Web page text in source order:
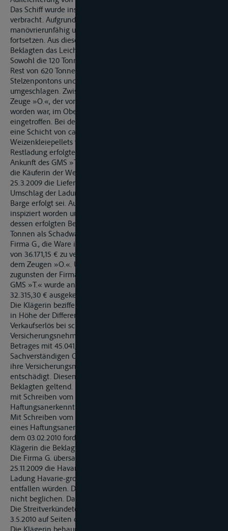
Das Schiff wurde ins Oberwasser der Schleuse Gundelsheim
verbracht. Aufgrund der erlittenen Schäden war das GMS »R.«
manövrierunfähig und konnte die Reise nach Rotterdam nicht
fortsetzen. Aus diesem Grunde wurde unter Einschaltung der
Beklagten das Leichterschiff »T.« zur Verfügung gestellt.
Sowohl die 120 Tonnen aus der Barge als auch der verbliebene
Rest von 620 Tonnen in dem GMS »R.« wurden mit Hilfe des
Stelzenpontons und des Baggergerätes in das GMS »T.«
umgeschlagen. Zwischenzeitlich war der sachverständige
Zeuge »O.«, der vom Transportversicherer der X eingeschaltet
worden war, im Oberwasser der Schleuse Gundelsheim
eingetroffen. Bei den Umlademaßnahmen blieb in der Barge
eine Schicht von ca. 10 cm zurück, um zu vermeiden, dass die
Weizenkleiepellets verschmutzt würden. Der Umschlag der
Restladung erfolgte dann am Samstag, 21.3.2009. Nach der
Ankunft des GMS »T.« in Rotterdam einige Tage später wies
die Käuferin der Weizenkleiepellets mit Schreiben vom
25.3.2009 die Lieferung zurück. Sie bemängelte, dass der
Umschlag der Ladung durch eine nicht GMP-zertifizierte
Barge erfolgt sei. Außerdem seien die Laderäume nicht
inspiziert worden und kein LCI-Bericht vorhanden. Aufgrund
dessen erfolgten Bemühungen, die verbliebene Ware von 723
Tonnen als Schadware zu verkaufen. Letztlich gelang es der
Firma G., die Ware in Rotterdam als Schadware zu einem Preis
von 36.171,15 € zu veräußern. Dies geschah in Absprache mit
dem Zeugen »O.«. Unter Abzug einer Verkaufskommission
zugunsten der Firma G. und eines Liegegeldes zugunsten des
GMS »T.« wurde an die Firma X. ein Betrag in Höhe von
32.315,30 € ausgekehrt.
Die Klägerin beziffert gegenüber der Beklagten den Schaden
in Höhe der Differenz zwischen dem zu erwartenden
Verkaufserlös bei schadensfreiem Verlauf und des an ihre
Versicherungsnehmerin durch die Firma G. ausgekehrten
Betrages mit 45.041,87 € zuzüglich Kosten des
Sachverständigen O. in Höhe von 481,42 €. Die Klägerin hat
ihre Versicherungsnehmerin in Höhe von 43.956,74 €
entschädigt. Diesen Betrag macht sie gegenüber der
Beklagten geltend. Die Versicherungsmaklerin der X forderte
mit Schreiben vom 5.11.2009 die Beklagte auf, ein
Haftungsanerkenntnis bis spätestens 25.11.2009 abzugeben.
Mit Schreiben vom 24.11.2009 lehnte die Beklagte die Abgabe
eines Haftungsanerkenntnisses dem Grunde nach ab. Unter
dem 03.02.2010 forderte der Prozessbevollmächtigte der
Klägerin die Beklagte nochmals vergeblich zur Zahlung auf.
Die Firma G. übersandte der Klägerin mit Schreiben vom
25.11.2009 die Havariegrosse-Dispache, wonach auf die
Ladung Havarie-grosse-Beiträge in Höhe von 14.989,32 €
entfallen würden. Die Klägerin hat diesen Betrag bislang
nicht beglichen. Das Verfahren wird derzeit nicht betrieben.
Die Streitverkündeten Ziffer 1 und 2 sind mit Schriftsatz vom
3.5.2010 auf Seiten der Beklagten als Streithelfer beigetreten.